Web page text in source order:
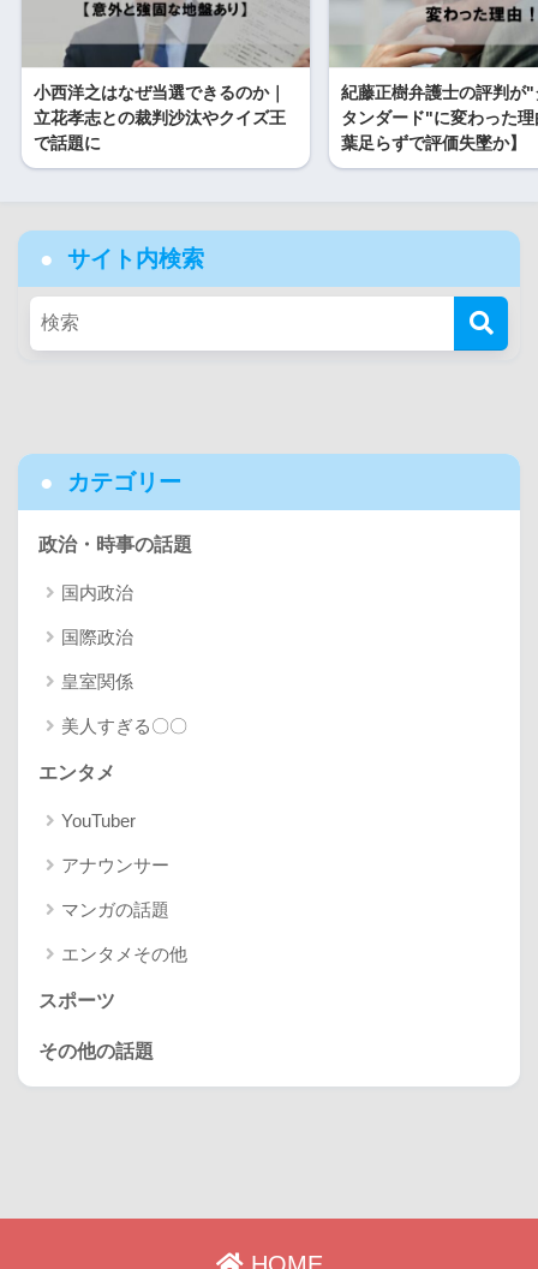
小西洋之はなぜ当選できるのか｜
立花孝志との裁判沙汰やクイズ王
で話題に
紀藤正樹弁護士の評判が
タンダード"に変わった
葉足らずで評価失墜か】
サイト内検索
カテゴリー
政治・時事の話題
国内政治
国際政治
皇室関係
美人すぎる〇〇
エンタメ
YouTuber
アナウンサー
マンガの話題
エンタメその他
スポーツ
その他の話題